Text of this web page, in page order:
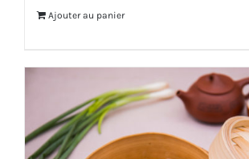
Ajouter au panier